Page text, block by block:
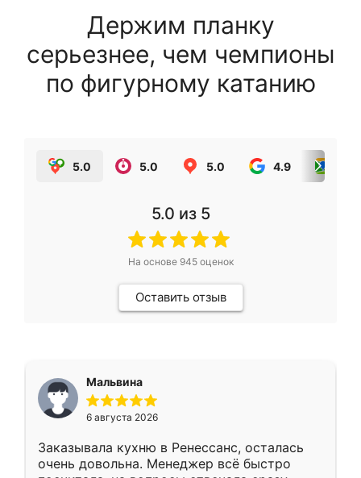
Держим планку
серьезнее, чем чемпионы
по фигурному катанию
5.0 5.0 5.0 4.9
5.0 из 5
На основе 945оценок
Оставить отзыв
Мальвина
6 августа 2026
Заказывала кухню в Ренессанс, осталась
очень довольна. Менеджер всё быстро